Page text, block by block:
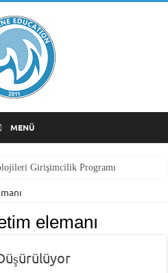
MENÜ
Girişimcilik Programı
elemanı